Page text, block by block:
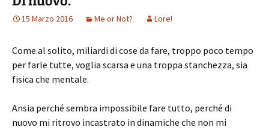
15 Marzo 2016 Me or Not? Lore!
Come al solito, miliardi di cose da fare, troppo poco tempo
per farle tutte, voglia scarsa e una troppa stanchezza, sia
fisica che mentale.
Ansia perché sembra impossibile fare tutto, perché di
nuovo mi ritrovo incastrato in dinamiche che non mi